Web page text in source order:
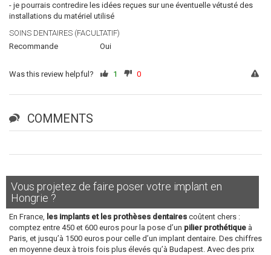
- je pourrais contredire les idées reçues sur une éventuelle vétusté des
installations du matériel utilisé
SOINS DENTAIRES (FACULTATIF)
Recommande
Oui
Was this review helpful? 1 0
COMMENTS
Vous projetez de faire poser votre implant en
Hongrie ?
En France, les implants et les prothèses dentaires coûtent chers :
comptez entre 450 et 600 euros pour la pose d’un pilier prothétique à
Paris, et jusqu’à 1500 euros pour celle d’un implant dentaire. Des chiffres
en moyenne deux à trois fois plus élevés qu’à Budapest. Avec des prix